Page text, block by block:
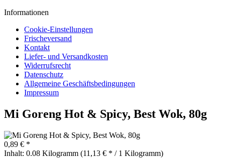
Informationen
Cookie-Einstellungen
Frischeversand
Kontakt
Liefer- und Versandkosten
Widerrufsrecht
Datenschutz
Allgemeine Geschäftsbedingungen
Impressum
Mi Goreng Hot & Spicy, Best Wok, 80g
0,89 € *
Inhalt: 0.08 Kilogramm (11,13 € * / 1 Kilogramm)